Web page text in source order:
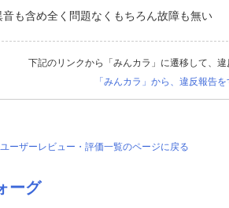
も含め全く問題なくもちろん故障も無い
下記のリンクから「みんカラ」に遷移して、違
「みんカラ」から、違反報告を
ーザーレビュー・評価一覧のページに戻る
ーグ